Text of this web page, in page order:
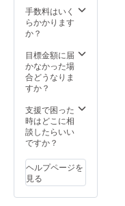
により
量産効
場合、
正規販
売価格
格より
下がる
可能性
もござ
す。 並
行輸入
品が発
生する
配送料
※ご注文
状況、
材の供
給状
況、製
造工程
合等に
より出
荷時期
が遅れ
があり
ます。
皆様の
ご支援
手数料はいく
らかかります
か？
目標金額に届
かなかった場
合どうなりま
すか？
支援で困った
時はどこに相
談したらいい
ですか？
ヘルプページを
見る